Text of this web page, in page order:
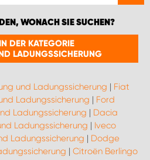
WONACH SIE SUCHEN?
DER KATEGORIE
LADUNGSSICHERUNG
und Ladungssicherung | Fiat
Ladungssicherung | Ford
Ladungssicherung | Dacia
Ladungssicherung | Iveco
Ladungssicherung | Dodge
| Citroën Berlingo